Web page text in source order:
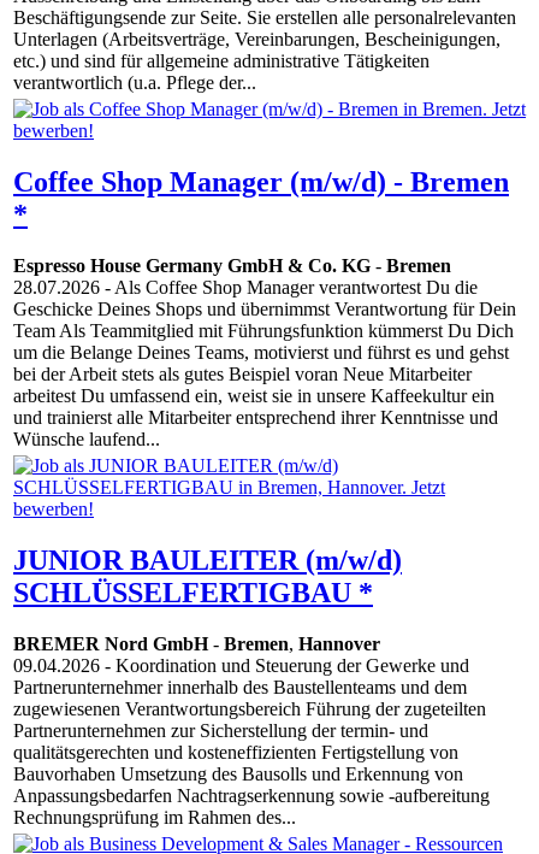
Beschäftigungsende zur Seite. Sie erstellen alle personalrelevanten
Unterlagen (Arbeitsverträge, Vereinbarungen, Bescheinigungen,
etc.) und sind für allgemeine administrative Tätigkeiten
verantwortlich (u.a. Pflege der...
Coffee Shop Manager (m/w/d) - Bremen
*
Espresso House Germany GmbH & Co. KG - Bremen
28.07.2026 - Als Coffee Shop Manager verantwortest Du die
Geschicke Deines Shops und übernimmst Verantwortung für Dein
Team Als Teammitglied mit Führungsfunktion kümmerst Du Dich
um die Belange Deines Teams, motivierst und führst es und gehst
bei der Arbeit stets als gutes Beispiel voran Neue Mitarbeiter
arbeitest Du umfassend ein, weist sie in unsere Kaffeekultur ein
und trainierst alle Mitarbeiter entsprechend ihrer Kenntnisse und
Wünsche laufend...
JUNIOR BAULEITER (m/w/d)
SCHLÜSSELFERTIGBAU *
BREMER Nord GmbH- Bremen, Hannover
09.04.2026 - Koordination und Steuerung der Gewerke und
Partnerunternehmer innerhalb des Baustellenteams und dem
zugewiesenen Verantwortungsbereich Führung der zugeteilten
Partnerunternehmen zur Sicherstellung der termin- und
qualitätsgerechten und kosteneffizienten Fertigstellung von
Bauvorhaben Umsetzung des Bausolls und Erkennung von
Anpassungsbedarfen Nachtragserkennung sowie -aufbereitung
Rechnungsprüfung im Rahmen des...